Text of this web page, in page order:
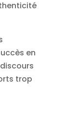
en
trop